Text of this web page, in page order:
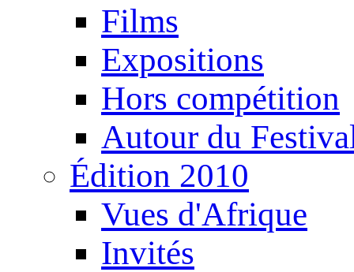
Films
Expositions
Hors compétition
Autour du
Édition 2010
Vues d'Afrique
Invités